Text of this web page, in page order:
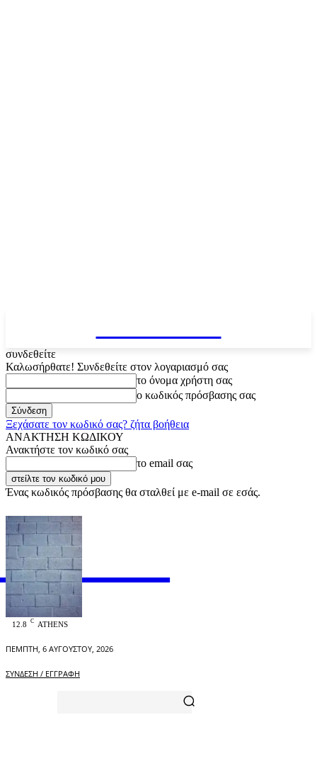
συνδεθείτε
Καλωσήρθατε! Συνδεθείτε στον λογαριασμό σας
το όνομα χρήστη σας
ο κωδικός πρόσβασης σας
Ξεχάσατε τον κωδικό σας? ζήτα βοήθεια
ΑΝΑΚΤΗΣΗ ΚΩΔΙΚΟΥ
Ανακτήστε τον κωδικό σας
το email σας
Ένας κωδικός πρόσβασης θα σταλθεί με e-mail σε εσάς.
OFFICIAL
12.8 C ATHENS
ΠΈΜΠΤΗ, 6 ΑΥΓΟΎΣΤΟΥ, 2026
ΣΎΝΔΕΣΗ / ΕΓΓΡΑΦΉ